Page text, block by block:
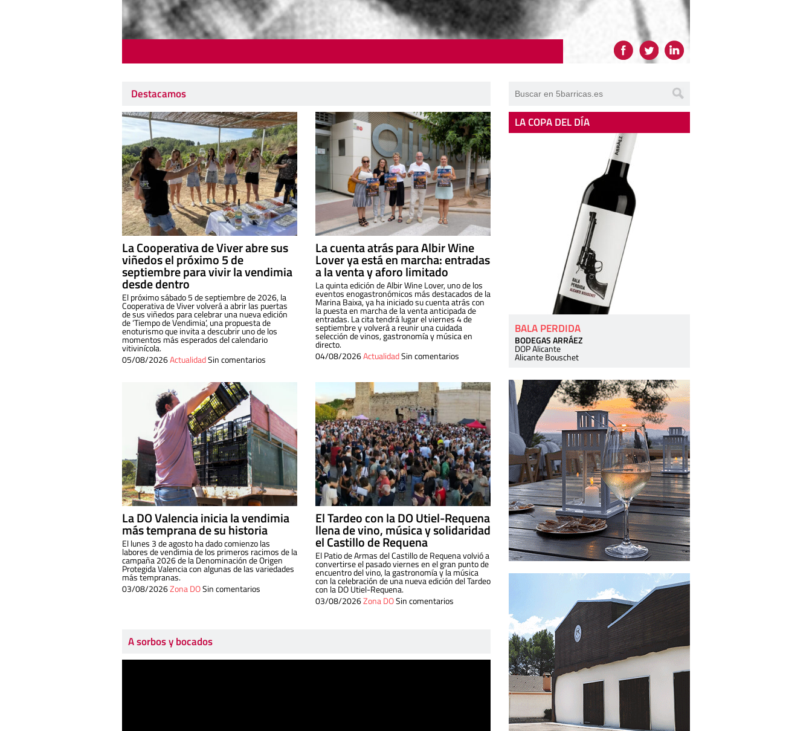
Destacamos
La Cooperativa de Viver abre sus
viñedos el próximo 5 de
septiembre para vivir la vendimia
desde dentro
El próximo sábado 5 de septiembre de 2026, la
Cooperativa de Viver volverá a abrir las puertas
de sus viñedos para celebrar una nueva edición
de ‘Tiempo de Vendimia’, una propuesta de
enoturismo que invita a descubrir uno de los
momentos más esperados del calendario
vitivinícola.
05/08/2026ActualidadSin comentarios
La cuenta atrás para Albir Wine
Lover ya está en marcha: entradas
a la venta y aforo limitado
La quinta edición de Albir Wine Lover, uno de los
eventos enogastronómicos más destacados de la
Marina Baixa, ya ha iniciado su cuenta atrás con
la puesta en marcha de la venta anticipada de
entradas. La cita tendrá lugar el viernes 4 de
septiembre y volverá a reunir una cuidada
selección de vinos, gastronomía y música en
directo.
04/08/2026ActualidadSin comentarios
La DO Valencia inicia la vendimia
más temprana de su historia
El lunes 3 de agosto ha dado comienzo las
labores de vendimia de los primeros racimos de la
campaña 2026 de la Denominación de Origen
Protegida Valencia con algunas de las variedades
más tempranas.
03/08/2026Zona DOSin comentarios
El Tardeo con la DO Utiel-Requena
llena de vino, música y solidaridad
el Castillo de Requena
El Patio de Armas del Castillo de Requena volvió a
convertirse el pasado viernes en el gran punto de
encuentro del vino, la gastronomía y la música
con la celebración de una nueva edición del Tardeo
con la DO Utiel-Requena.
03/08/2026Zona DOSin comentarios
A sorbos y bocados
LA COPA DEL DÍA
BALA PERDIDA
BODEGAS ARRÁEZ
DOP Alicante
Alicante Bouschet